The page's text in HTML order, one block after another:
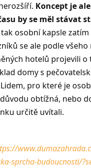
Koncept je
by se měl stávat
tak osobní kapsle
se ale podle
hotelů projevili
domy s
pro které je
obtížná, nebo
určitě uvítali.
sprcha-budoucnosti/